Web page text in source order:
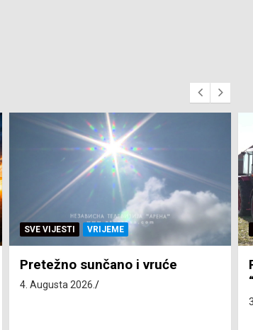
SVE VIJESTI ZEMLJA
Pravo na subvenciju za traktor
“Belarus” ostvarila 84 korisnika